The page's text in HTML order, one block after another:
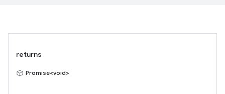
returns
Promise<void>